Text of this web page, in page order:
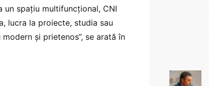
un spațiu multifuncțional, CNI
lucra la proiecte, studia sau
și prietenos”, se arată în